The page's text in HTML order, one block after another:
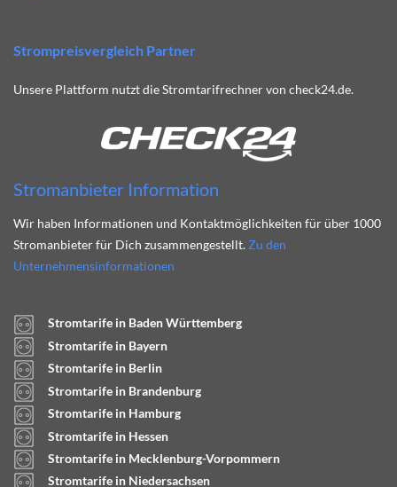
Strompreisvergleich Partner
Unsere Plattform nutzt die Stromtarifrechner von check24.de.
Stromanbieter Information
Wir haben Informationen und Kontaktmöglichkeiten für über 1000
Stromanbieter für Dich zusammengestellt. Zu den
Unternehmensinformationen
Stromtarife in Baden Württemberg
Stromtarife in Bayern
Stromtarife in Berlin
Stromtarife in Brandenburg
Stromtarife in Hamburg
Stromtarife in Hessen
Stromtarife in Mecklenburg-Vorpommern
Stromtarife in Niedersachsen